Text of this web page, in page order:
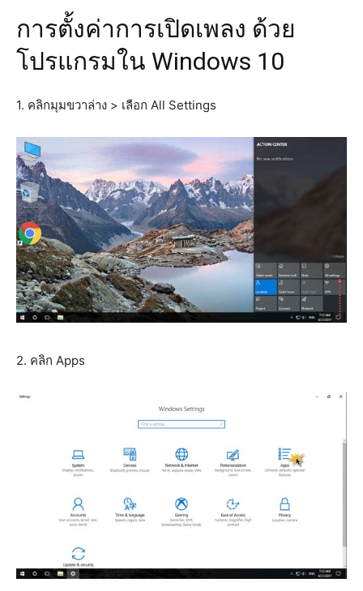
การตั้งค่าการเปิดเพลง ด้วย
โปรแกรมใน Windows 10
1. คลิกมุมขวาล่าง > เลือก All Settings
2. คลิก Apps